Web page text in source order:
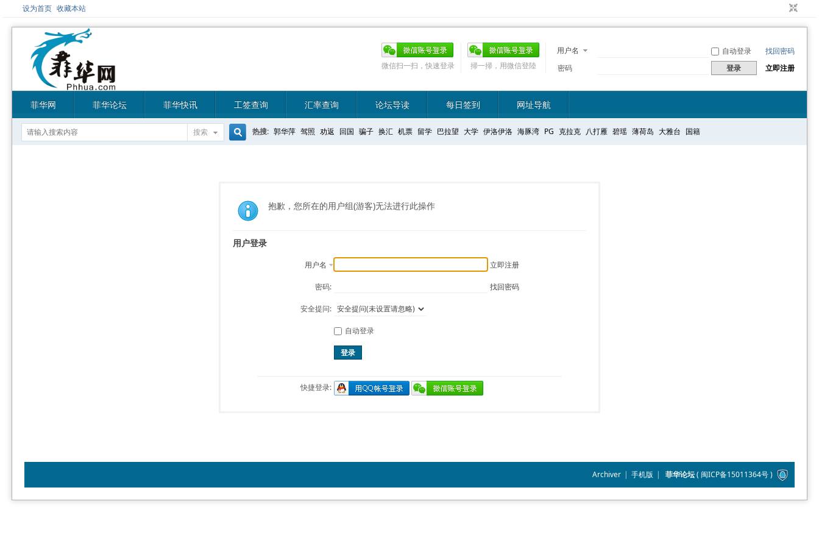
设为首页 收藏本站
用户名 自动登录
找回密码
密码
登录 立即注册
掃一掃，用微信登陸
微信扫一扫，快速登录
菲华网 菲华论坛 菲华快讯 工签查询 汇率查询 论坛导读 每日签到 网址导航
搜索
热搜: 郭华萍 驾照 劝返 回国 骗子 换汇 机票 留学 巴拉望 大学 伊洛伊洛 海豚湾 PG 克拉克 八打雁 碧瑶 薄荷岛 大雅台 国籍
抱歉，您所在的用户组(游客)无法进行此操作
用户登录
用户名 立即注册
密码: 找回密码
安全提问:
自动登录
登录
快捷登录:
Archiver | 手机版 | 菲华论坛( 闽ICP备15011364号)